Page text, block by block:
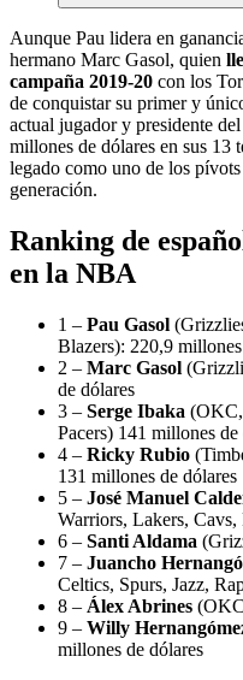
Aunque Pau lidera en
hermano Marc Gasol, quien
campaña 2019-20 con los
de conquistar su primer y
actual jugador y presidente
millones de dólares en sus 13
legado como uno de los
generación.
Ranking de
en la NBA
1 – Pau Gasol
Blazers): 220,9
2 – Marc Gasol
de dólares
3 – Serge Ibaka
Pacers) 141 millones de
4 – Ricky Rubio
131 millones de dólares
5 – José Manuel
Warriors, Lakers, Cavs,
6 – Santi Aldama
7 – Juancho
Celtics, Spurs, Jazz,
8 – Álex Abrines
9 – Willy
millones de dólares